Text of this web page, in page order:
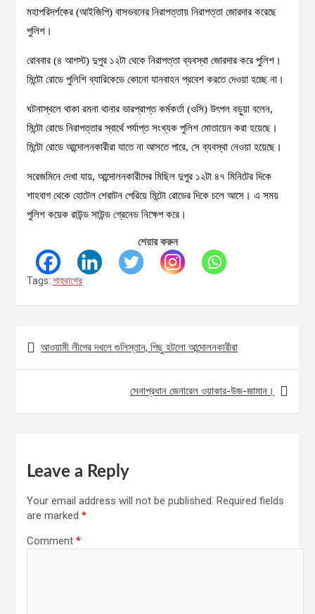
মহাপরিদর্শকের (আইজিপি) বাসভবনের নিরাপত্তায় নিরাপত্তা জোরদার করেছে
পুলিশ।
রোববার (৪ আগস্ট) দুপুর ১২টা থেকে নিরাপত্তা ব্যবস্থা জোরদার করে পুলিশ।
মিন্টো রোডে পুলিশি ব্যারিকেডে কোনো যানবাহন প্রবেশ করতে দেওয়া হচ্ছে না।
ঘটনাস্থলে থাকা রমনা থানার ভারপ্রাপ্ত কর্মকর্তা (ওসি) উৎপল বড়ুয়া বলেন,
মিন্টো রোডে নিরাপত্তার স্বার্থে পর্যাপ্ত সংখ্যক পুলিশ মোতায়েন করা হয়েছে।
মিন্টো রোডে আন্দোলনকারীরা যাতে না আসতে পারে, সে ব্যবস্থা নেওয়া হয়েছে।
সরেজমিনে দেখা যায়, আন্দোলনকারীদের মিছিল দুপুর ১২টা ৪৭ মিনিটের দিকে
শাহবাগ থেকে হোটেল শেরাটন পেরিয়ে মিন্টো রোডের দিকে চলে আসে। এ সময়
পুলিশ কয়েক রাউন্ড সাউন্ড গ্রেনেড নিক্ষেপ করে।
শেয়ার করুন
Tags: শাহবাগের
আওয়ামী লীগের দখলে গুলিস্তান, পিছু হটলো আন্দোলনকারীরা
সেনাপ্রধান জেনারেল ওয়াকার-উজ-জামান।
Leave a Reply
Your email address will not be published. Required fields
are marked *
Comment *